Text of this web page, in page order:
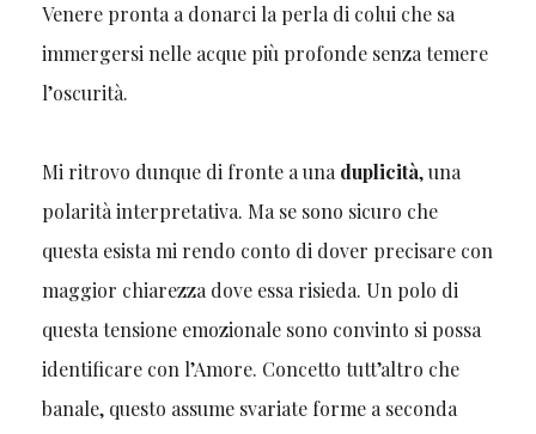
Venere pronta a donarci la perla di colui che sa
immergersi nelle acque più profonde senza temere
l’oscurità.
Mi ritrovo dunque di fronte a unaduplicità, una
polarità interpretativa. Ma se sono sicuro che
questa esista mi rendo conto di dover precisare con
maggior chiarezza dove essa risieda. Un polo di
questa tensione emozionale sono convinto si possa
identificare con l’Amore. Concetto tutt’altro che
banale, questo assume svariate forme a seconda